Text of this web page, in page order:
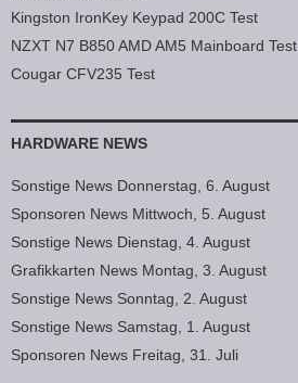
Kingston IronKey Keypad 200C Test
NZXT N7 B850 AMD AM5 Mainboard Test
Cougar CFV235 Test
HARDWARE NEWS
Sonstige News Donnerstag, 6. August
Sponsoren News Mittwoch, 5. August
Sonstige News Dienstag, 4. August
Grafikkarten News Montag, 3. August
Sonstige News Sonntag, 2. August
Sonstige News Samstag, 1. August
Sponsoren News Freitag, 31. Juli